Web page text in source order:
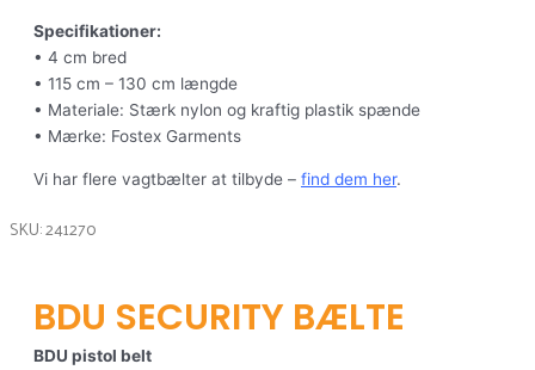
Specifikationer:
• 4 cm bred
• 115 cm – 130 cm længde
• Materiale: Stærk nylon og kraftig plastik spænde
• Mærke: Fostex Garments
Vi har flere vagtbælter at tilbyde – find dem her.
SKU: 241270
BDU SECURITY BÆLTE
BDU pistol belt